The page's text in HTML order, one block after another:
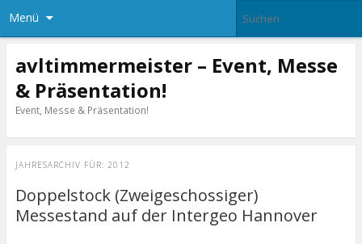
Menü
avltimmermeister – Event, Messe
& Präsentation!
Event, Messe & Präsentation!
JAHRESARCHIV FÜR: 2012
Doppelstock (Zweigeschossiger)
Messestand auf der Intergeo Hannover